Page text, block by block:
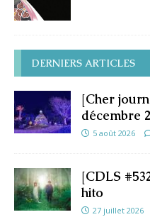
DERNIERS ARTICLES
[Cher
décembre
5 août 2026
[CDLS
hito
27 juillet 2026